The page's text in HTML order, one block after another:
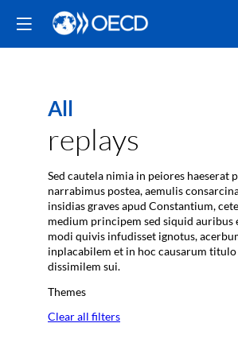
All
replays
Sed cautela nimia in peiores haeserat
narrabimus postea, aemulis
insidias graves apud Constantium,
medium principem sed siquid auribus
modi quivis infudisset ignotus,
inplacabilem et in hoc causarum titulo
dissimilem sui.
Themes
Clear all filters